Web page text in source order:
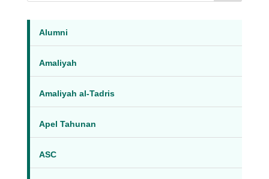
Alumni
Amaliyah
Amaliyah al-Tadris
Apel Tahunan
ASC